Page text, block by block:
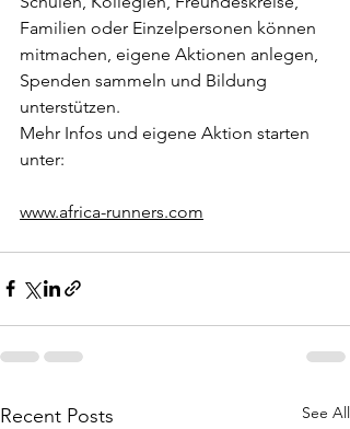
Familien oder Einzelpersonen können
mitmachen, eigene Aktionen anlegen,
Spenden sammeln und Bildung
unterstützen.
Mehr Infos und eigene Aktion starten
unter:
www.africa-runners.com
Recent Posts See All